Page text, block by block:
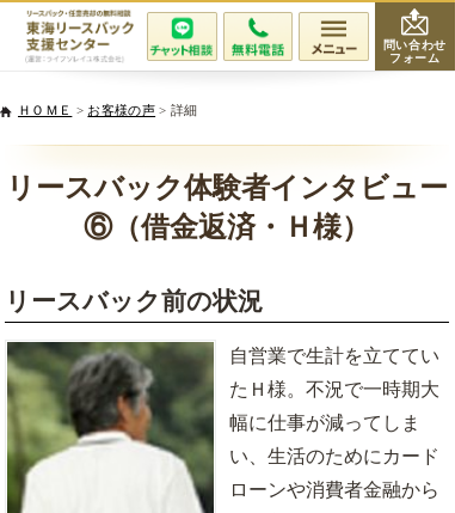
問い合わせ
フォーム
会社紹介
当社が選ばれる理由
サービスと費用
無料相談・査定
専門家紹介
活用事例
リースバックQ&A
ＨＯＭＥ > お客様の声 > 詳細
リースバック体験者インタビュー
⑥（借金返済・Ｈ様）
リースバック前の状況
自営業で生計を立ててい
たＨ様。不況で一時期大
幅に仕事が減ってしま
い、生活のためにカード
ローンや消費者金融から